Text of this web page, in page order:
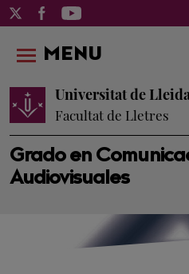
Grado en
Audiovisuales
Universitat de
Facultat de Lletres
MENU